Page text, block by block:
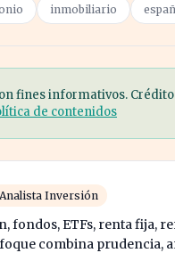
inmobiliario
fines informativos.
de contenidos
Analista Inversión
fondos, ETFs, renta fija,
combina prudencia,